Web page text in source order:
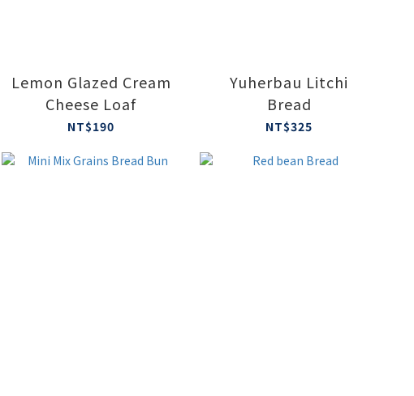
Lemon Glazed Cream
Cheese Loaf
NT$190
Yuherbau Litchi
Bread
NT$325